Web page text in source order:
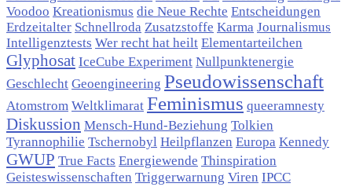
Voodoo Kreationismus die Neue Rechte Entscheidungen
Erdzeitalter Schnellroda Zusatzstoffe Karma Journalismus
Intelligenztests Wer recht hat heilt Elementarteilchen
Glyphosat IceCube Experiment Nullpunktenergie
Geschlecht Geoengineering Pseudowissenschaft
Atomstrom Weltklimarat Feminismus queeramnesty
Diskussion Mensch-Hund-Beziehung Tolkien
Tyrannophilie Tschernobyl Heilpflanzen Europa Kennedy
GWUP True Facts Energiewende Thinspiration
Geisteswissenschaften Triggerwarnung Viren IPCC